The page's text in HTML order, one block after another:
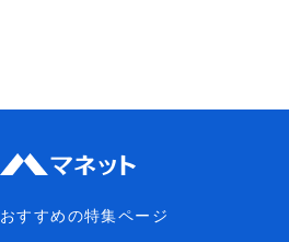
おすすめの特集ページ